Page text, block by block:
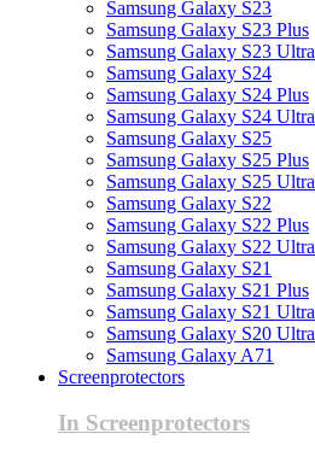
Samsung Galaxy S23
Samsung Galaxy S23 Plus
Samsung Galaxy S23 Ultra
Samsung Galaxy S24
Samsung Galaxy S24 Plus
Samsung Galaxy S24 Ultra
Samsung Galaxy S25
Samsung Galaxy S25 Plus
Samsung Galaxy S25 Ultra
Samsung Galaxy S22
Samsung Galaxy S22 Plus
Samsung Galaxy S22 Ultra
Samsung Galaxy S21
Samsung Galaxy S21 Plus
Samsung Galaxy S21 Ultra
Samsung Galaxy S20 Ultra
Samsung Galaxy A71
Screenprotectors
In Screenprotectors